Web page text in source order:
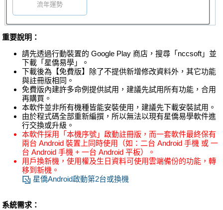
流年運勢
重要說明：
請先透過行動裝置的 Google Play 商店，搜尋「nccsoft」並
下載「星僑易學」。
下載後為【免費版】除了不提供新增修改資料外，其它功能
與註冊版相同。
免費版內建許多命例提供試用，建議先試用所有功能，合用
再購買。
本軟件並非所有機種皆能安裝使用，建議先下載安裝試用。
由於程式碼全部重新編撰，所以無法以現有星僑易學軟件進
行交換或升級。
本軟件採用「本機序號」啟動註冊版，而一套軟件最終保有
兩台 Android 裝置上同時使用（如：二台 Android 手機 或 一
台 Android 手機 + 一台 Android 平板）。
用戶換新機，使用權及生日資料可使用雲端備份的功能，轉
移到新機。
星僑Android啟動第2台或換機
系統需求：